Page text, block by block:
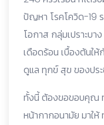
ปัญหา โรคโควิด-19
โอกาส กลุ่มเปราะบา
เดือดร้อน เบื้องต้นให้
ดูแล ทุกข์ สุข ของปร
ทั้งนี้ ต้องขอขอบคุณ
หน้ากากอนามัย มาให้